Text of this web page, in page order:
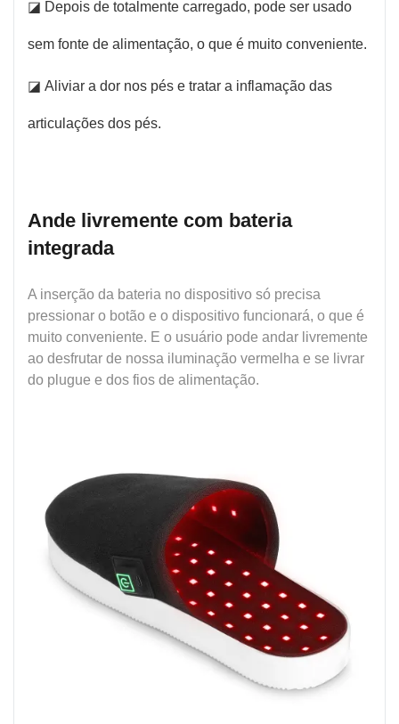
◪ Depois de totalmente carregado, pode ser usado
sem fonte de alimentação, o que é muito conveniente.
◪ Aliviar a dor nos pés e tratar a inflamação das
articulações dos pés.
Ande livremente com bateria
integrada
A inserção da bateria no dispositivo só precisa
pressionar o botão e o dispositivo funcionará, o que é
muito conveniente. E o usuário pode andar livremente
ao desfrutar de nossa iluminação vermelha e se livrar
do plugue e dos fios de alimentação.